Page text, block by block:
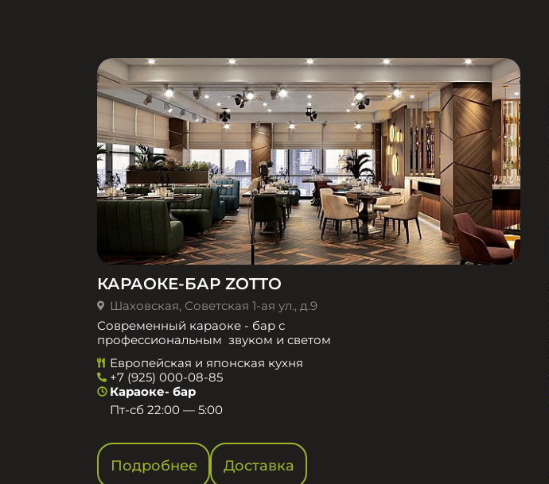
КАРАОКЕ-БАР ZOTTO
Шаховская, Советская 1-ая ул., д.9
Современный караоке - бар с
профессиональным звуком и светом
Европейская и японская кухня
+7 (925) 000-08-85
Караоке- бар
Пт-сб 22:00 — 5:00
Подробнее Доставка